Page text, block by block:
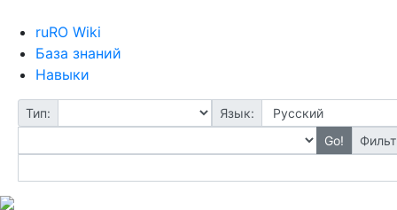
ruRO Wiki
База знаний
Навыки
Тип:
Язык:
Go!